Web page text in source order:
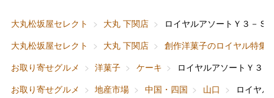
大丸松坂屋セレクト 大丸 下関店
ロイヤルアソートＹ３－Ｓ
大丸松坂屋セレクト
大丸 下関店
創作洋菓子のロイヤル特集
お取り寄せグルメ
洋菓子 ケーキ
ロイヤルアソートＹ３
お取り寄せグルメ
地産市場 中国・四国 山口
ロイヤル
ファッション
ホーム＆インテリア
出産内祝い
結婚内祝い
母の日
父の日
お中元